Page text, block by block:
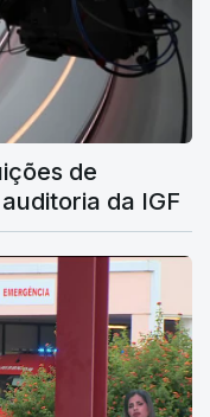
de
da IGF